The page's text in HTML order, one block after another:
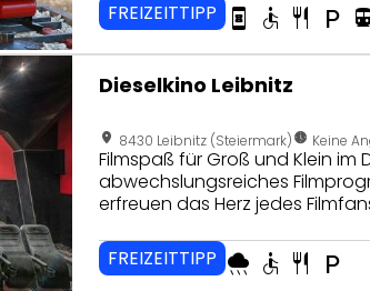
FREIZEITTIPP
book_online accessible restaurant local_parking directions_transit
Dieselkino Leibnitz
location_on 8430 Leibnitz (Steiermark)nest_clock_farsight_analog Keine
Filmspaß für Groß und Klein im
abwechslungsreiches
erfreuen das Herz jedes
FREIZEITTIPP rainy accessible restaurant local_parking